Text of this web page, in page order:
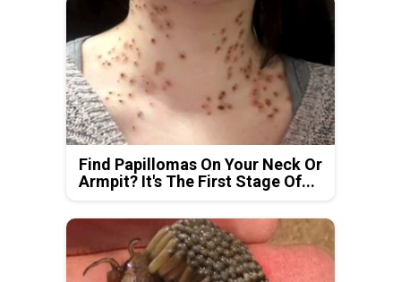
Find Papillomas On Your Neck Or
Armpit? It's The First Stage Of...